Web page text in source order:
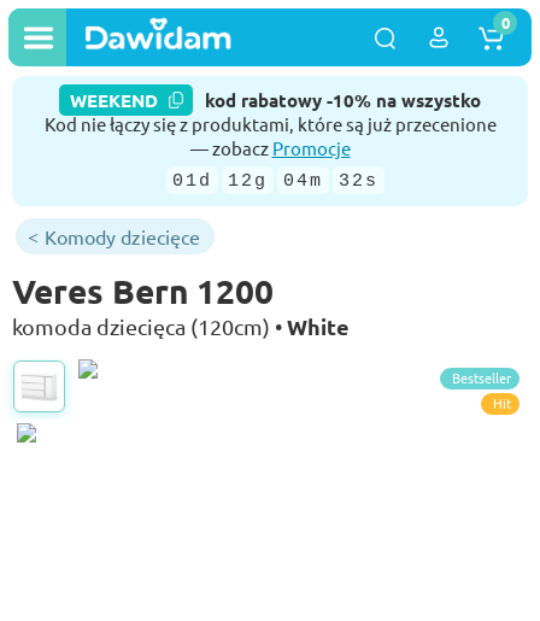
WEEKEND kod rabatowy -10% na wszystko
Kod nie łączy się z produktami, które są już przecenione
— zobacz Promocje
01d 12g 04m 32s
0
Komody dziecięce
Veres Bern 1200
komoda dziecięca (120cm) •White
Bestseller
Hit